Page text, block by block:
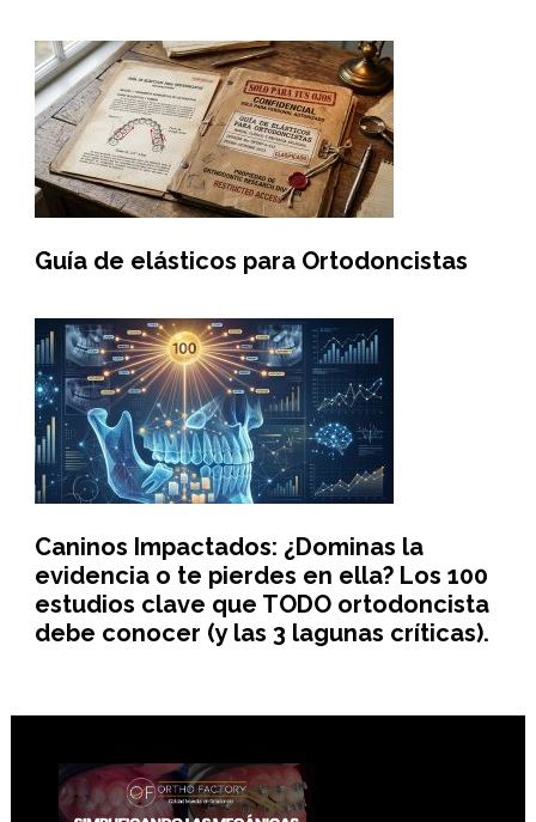
Guía de elásticos para Ortodoncistas
Caninos Impactados: ¿Dominas la
evidencia o te pierdes en ella? Los 100
estudios clave que TODO ortodoncista
debe conocer (y las 3 lagunas críticas).
Footer